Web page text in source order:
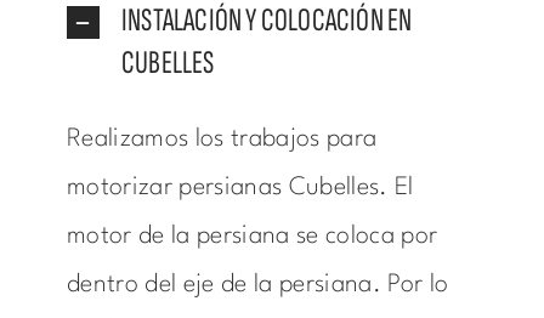
INSTALACIÓN Y COLOCACIÓN EN
CUBELLES
Realizamos los trabajos para
motorizar persianas Cubelles. El
motor de la persiana se coloca por
dentro del eje de la persiana. Por lo